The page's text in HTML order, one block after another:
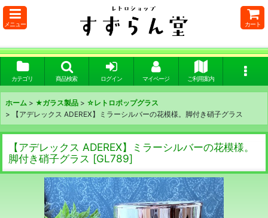
メニュー カート
カテゴリ 商品検索 ログイン マイページ ご利用案内
ホーム > ★ガラス製品 > ☆レトロポップグラス
>
【アデレックス ADEREX】ミラーシルバーの花模様。脚付き硝子グラス
【アデレックス ADEREX】ミラーシルバーの花模様。
脚付き硝子グラス [GL789]